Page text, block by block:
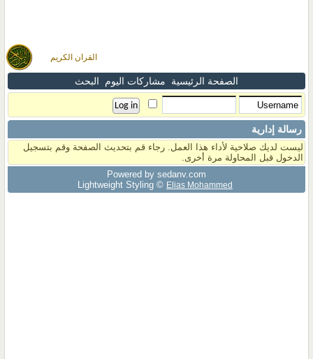
القران الكريم
الصفحة الرئيسية مشاركات اليوم البحث
رسالة إدارية
ليست لديك صلاحية لأداء هذا العمل. رجاء قم بتحديث الصفحة وقم بتسجيل
الدخول قبل المحاولة مرة أخرى.
Powered by sedany.com
Lightweight Styling © Elias Mohammed